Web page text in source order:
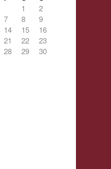
1
2
7 8
9
14 15
16
21 22
23
28 29
30